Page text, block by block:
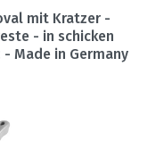
mit Kratzer -
- in schicken
Made in Germany